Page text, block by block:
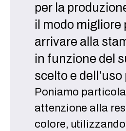
per la
il modo migliore
arrivare alla
in funzione del
scelto e
Poniamo
attenzione alla
colore,